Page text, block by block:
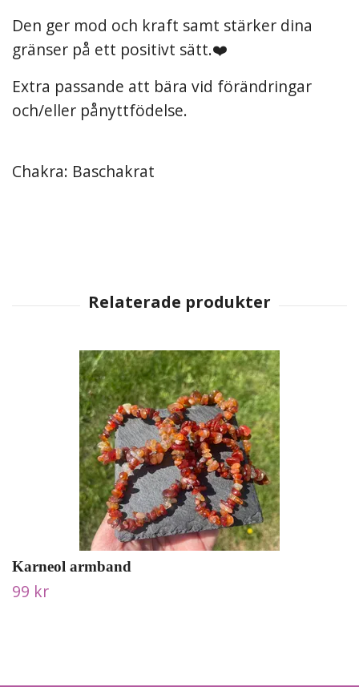
Den ger mod och kraft samt stärker dina
gränser på ett positivt sätt.❤️
Extra passande att bära vid förändringar
och/eller pånyttfödelse.
Chakra: Baschakrat
Karneol armband
99 kr